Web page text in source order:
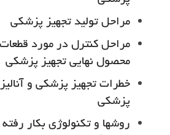
مراحل تولید تجهیز پزشکی
مراحل کنترل در مورد
محصول نهایی تجهیز پزشکی
خطرات تجهیز پزشکی و
پزشکی
روشها و تکنولوژی بکار